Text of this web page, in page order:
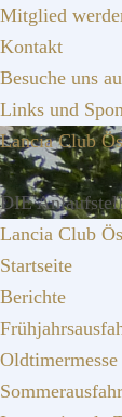
Zur
Hauptnavigation
springen
Zum
Inhalt
springen
Zur
Seitenspalte
springen
Mitglied
Kontakt
Besuche uns
Links und
Lancia Club
DIE
Lancia Club
Startseite
Berichte